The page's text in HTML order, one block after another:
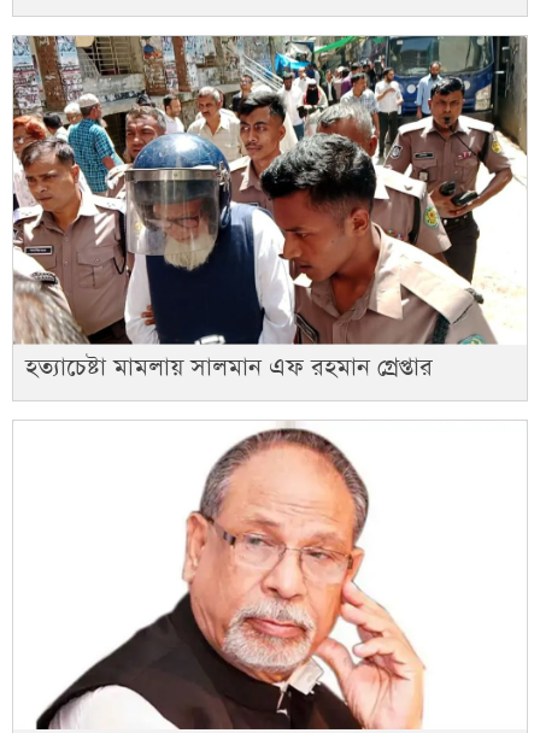
হত্যাচেষ্টা মামলায় সালমান এফ রহমান গ্রেপ্তার